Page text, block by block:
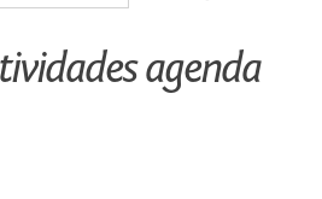
agenda